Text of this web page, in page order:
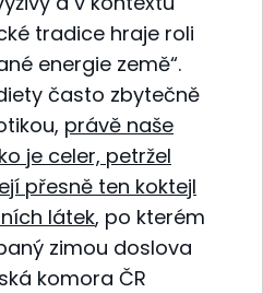
tradice hraje roli
energie země“.
často zbytečně
právě naše
je celer, petržel
přesně ten koktejl
látek, po kterém
zimou doslova
komora ČR